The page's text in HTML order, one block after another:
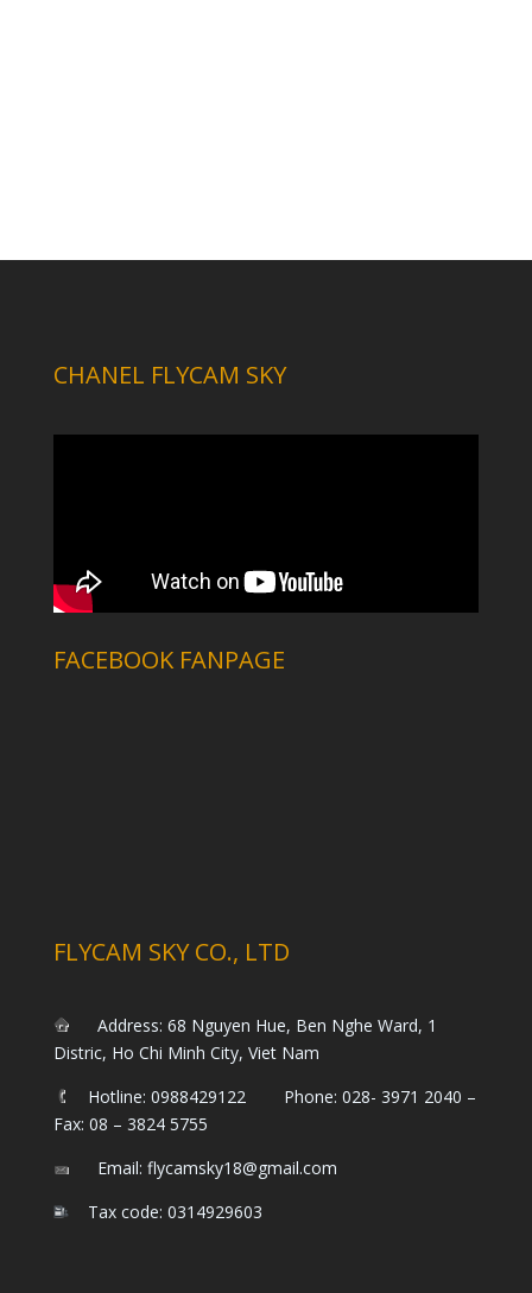
CHANEL FLYCAM SKY
FACEBOOK FANPAGE
FLYCAM SKY CO., LTD
Address: 68 Nguyen Hue, Ben Nghe Ward, 1
Distric, Ho Chi Minh City, Viet Nam
Hotline: 0988429122 Phone: 028- 3971 2040 –
Fax: 08 – 3824 5755
Email: flycamsky18@gmail.com
Tax code: 0314929603